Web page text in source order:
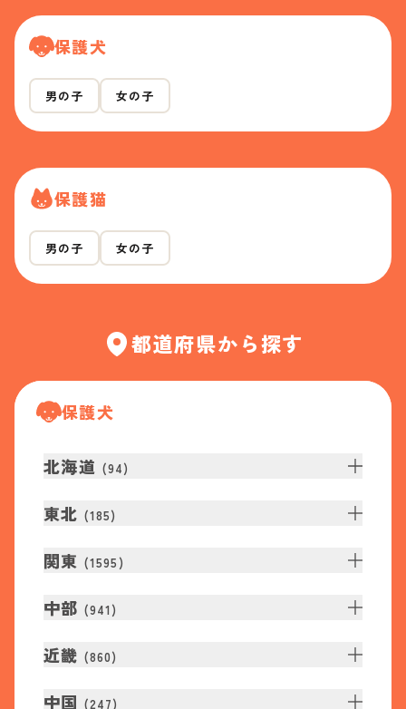
保護犬
男の子 女の子
保護猫
男の子 女の子
都道府県から探す
保護犬
北海道 (94)
東北 (185)
関東 (1595 )
中部 (941 )
近畿 (860)
中国 (247)